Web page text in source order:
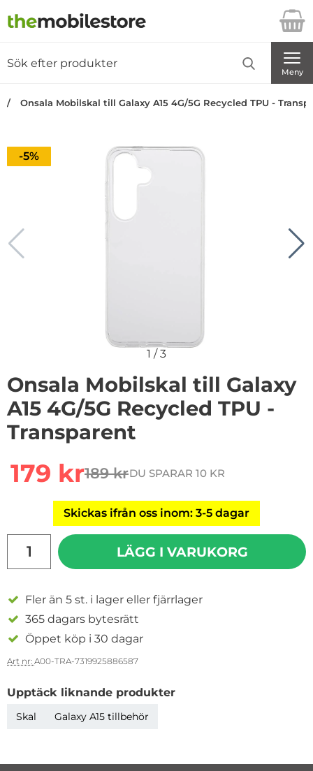
Startsidan för Danira Telecom AB
Meny
Onsala Mobilskal till Galaxy A15 4G/5G Recycled TPU -
Priset är nedsatt med
-5%
1 /3
Onsala Mobilskal till Galaxy
A15 4G/5G Recycled TPU -
Transparent
rea pris
179 krtidigare pris
189 krDU SPARAR 10 KR
Skickas ifrån oss inom: 3-5 dagar
LÄGG I VARUKORG
Fler än 5 st. i lager eller fjärrlager
365 dagars bytesrätt
Öppet köp i 30 dagar
Art nr: A00-TRA-7319925886587
Upptäck liknande produkter
Skal Galaxy A15 tillbehör